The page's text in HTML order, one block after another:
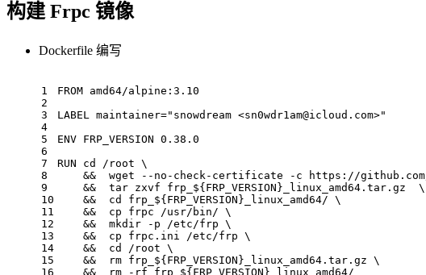
构建 Frpc 镜像
Dockerfile 编写
1
2
3
4
5
6
7
8
9
10
11
12
13
14
15
16
FROM amd64/alpine:3.10
LABEL maintainer="snowdream <sn0wdr1am@icloud.com>"
ENV FRP_VERSION 0.38.0
RUN cd /root \
&&  wget --no-check-certificate -c https://
    &&  tar zxvf frp_${FRP_VERSION}_linux_amd64.tar.gz  \
    &&  cd frp_${FRP_VERSION}_linux_amd64/ \
    &&  cp frpc /usr/bin/ \
    &&  mkdir -p /etc/frp \
    &&  cp frpc.ini /etc/frp \
    &&  cd /root \
    &&  rm frp_${FRP_VERSION}_linux_amd64.tar.gz \
    &&  rm -rf frp_${FRP_VERSION}_linux_amd64/